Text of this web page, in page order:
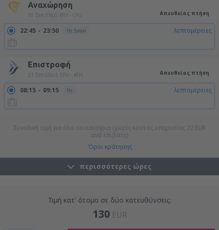
Αναχώρηση
10 Σεπ (Πέμ) ATH - CFU Απευθείας πτήση
22:45 23:50 1h 5min λεπτομέρειες
Επιστροφή
21 Σεπ (Δευ) CFU - ATH Απευθείας πτήση
08:15 09:15 1h λεπτομέρειες
Συνολική τιμή για όλα τα εισιτήρια (χωρίς κόστος υπηρεσίας 22 EUR
ανά επιβάτη)
Όροι κράτησης
περισσότερες ώρες
Τιμή κατ' άτομο σε δύο κατευθύνσεις:
130 EUR